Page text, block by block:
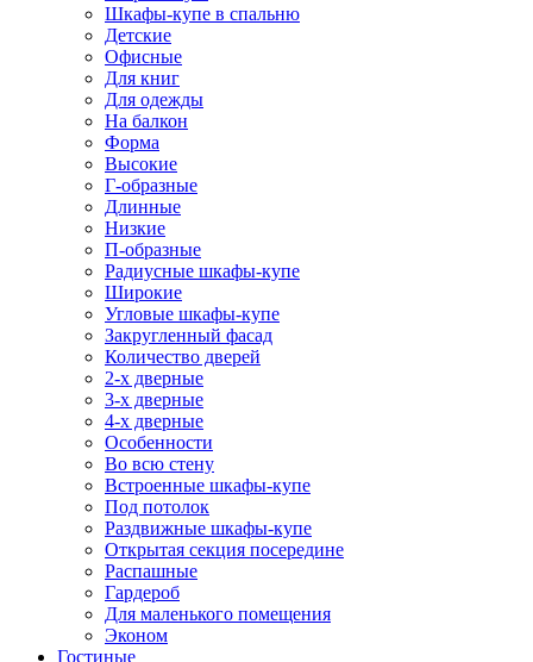
Шкафы-купе в спальню
Детские
Офисные
Для книг
Для одежды
На балкон
Форма
Высокие
Г-образные
Длинные
Низкие
П-образные
Радиусные шкафы-купе
Широкие
Угловые шкафы-купе
Закругленный фасад
Количество дверей
2-х дверные
3-х дверные
4-х дверные
Особенности
Во всю стену
Встроенные шкафы-купе
Под потолок
Раздвижные шкафы-купе
Открытая секция посередине
Распашные
Гардероб
Для маленького помещения
Эконом
Гостиные